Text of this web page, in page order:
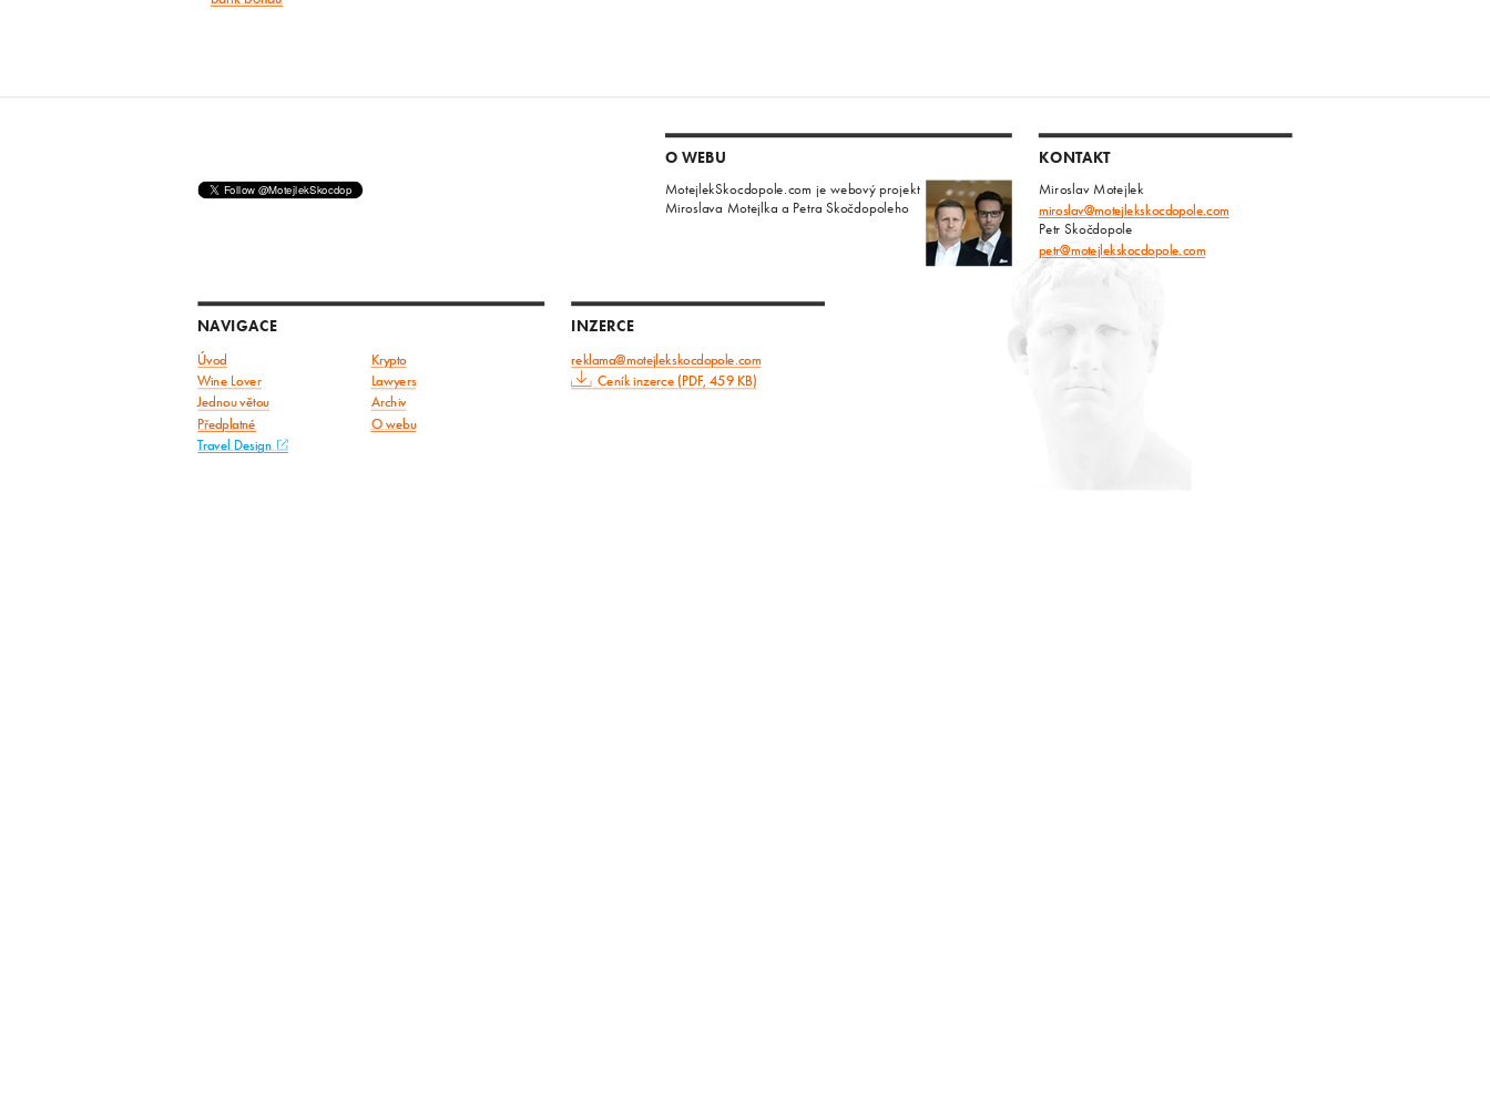
O WEBU
MotejlekSkocdopole.com je webový projekt
Miroslava Motejlka a Petra Skočdopoleho
KONTAKT
Miroslav Motejlek
miroslav@motejlekskocdopole.com
Petr Skočdopole
petr@motejlekskocdopole.com
NAVIGACE
Úvod
Krypto
Wine Lover
Lawyers
Jednou větou Archiv
Předplatné
O webu
Travel Design
INZERCE
reklama@motejlekskocdopole.com
Ceník inzerce (PDF, 459 KB)